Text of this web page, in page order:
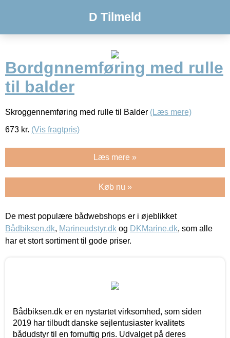
D Tilmeld
Bordgnnemføring med rulle
til balder
Skroggennemføring med rulle til Balder (Læs mere)
673 kr. (Vis fragtpris)
Læs mere »
Køb nu »
De mest populære bådwebshops er i øjeblikket
Bådbiksen.dk, Marineudstyr.dk og DKMarine.dk, som alle
har et stort sortiment til gode priser.
Bådbiksen.dk er en nystartet virksomhed, som siden
2019 har tilbudt danske sejlentusiaster kvalitets
bådudstyr til en fornuftig pris. Udvalget på deres